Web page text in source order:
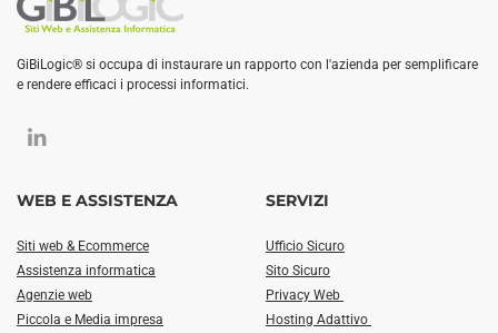
GiBiLogic® si occupa di instaurare un rapporto con l'azienda per semplificare
e rendere efficaci i processi informatici.
WEB E ASSISTENZA
Siti web & Ecommerce
Assistenza informatica
Agenzie web
Piccola e Media impresa
SERVIZI
Ufficio Sicuro
Sito Sicuro
Privacy Web
Hosting Adattivo